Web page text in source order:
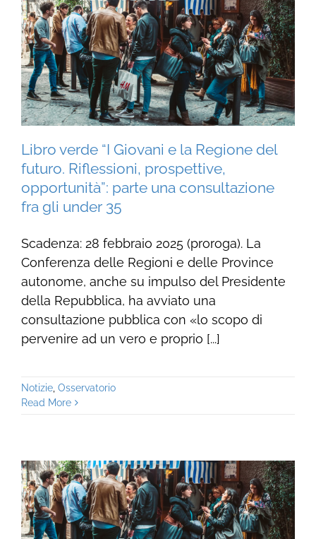
Libro verde “I Giovani e la Regione del
futuro. Riflessioni, prospettive,
opportunità”: parte una consultazione
fra gli under 35
Scadenza: 28 febbraio 2025 (proroga). La
Conferenza delle Regioni e delle Province
autonome, anche su impulso del Presidente
della Repubblica, ha avviato una
consultazione pubblica con «lo scopo di
pervenire ad un vero e proprio [...]
Notizie, Osservatorio
Read More